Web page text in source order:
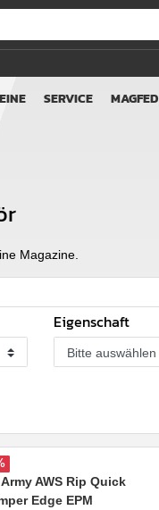
SERVICE MAGFED
Magazine.
Eigenschaft
Bitte auswählen
Army AWS Rip Quick
Edge EPM